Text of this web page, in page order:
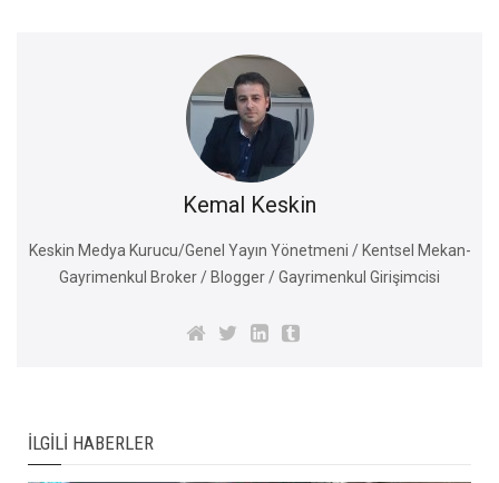
Kemal Keskin
Keskin Medya Kurucu/Genel Yayın Yönetmeni / Kentsel Mekan-
Gayrimenkul Broker / Blogger / Gayrimenkul Girişimcisi
İLGILI HABERLER